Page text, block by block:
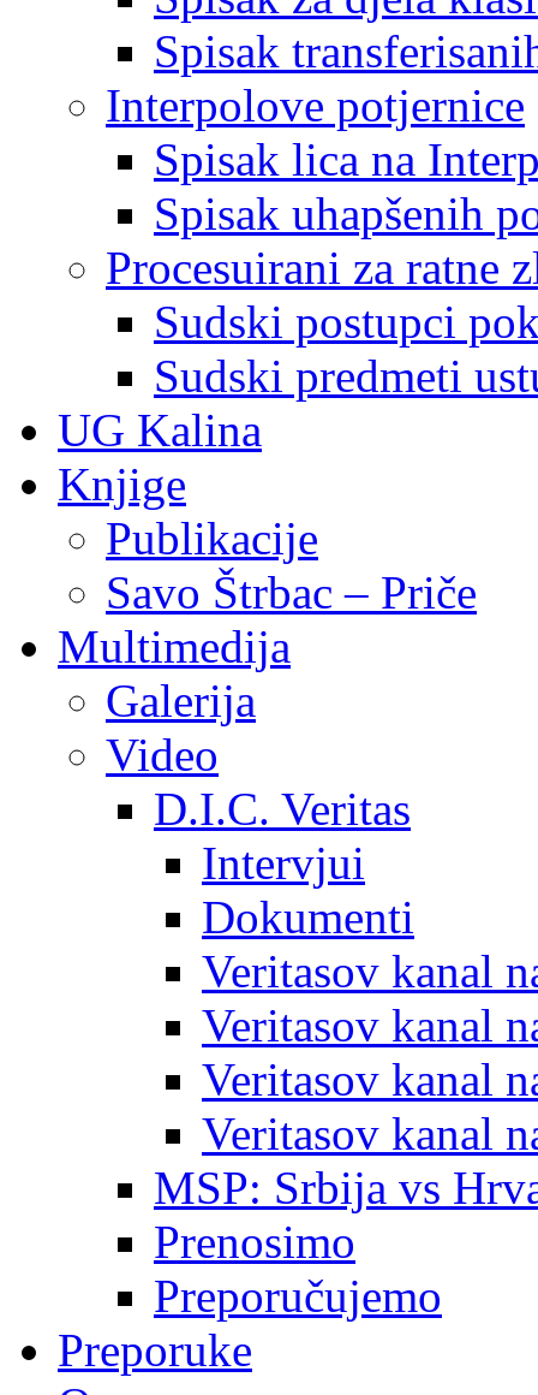
Spisak
Interpolove potjernice
Spisak lica na
Spisak uhapšenih
Procesuirani za ratne
Sudski postupci
Sudski predmeti
UG Kalina
Knjige
Publikacije
Savo Štrbac – Priče
Multimedija
Galerija
Video
D.I.C. Veritas
Intervjui
Dokumenti
Veritasov kanal
Veritasov kanal
Veritasov kanal
Veritasov kanal
MSP: Srbija vs
Prenosimo
Preporučujemo
Preporuke